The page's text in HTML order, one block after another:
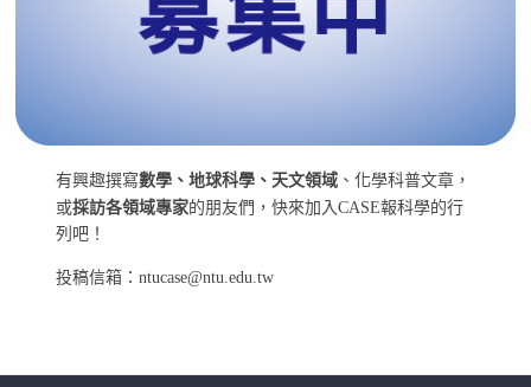
有興趣撰寫數學、地球科學、天文領域 、化學科普文章，
或採訪各領域專家的朋友們，快來加入CASE報科學的行
列吧！
投稿信箱：ntucase@ntu.edu.tw